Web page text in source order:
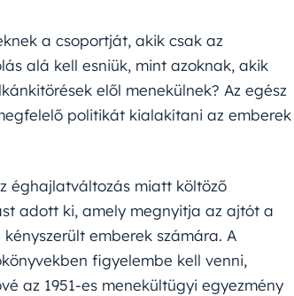
a csoportját, akik csak az
alá kell esniük, mint azoknak, akik
elől menekülnek? Az egész
politikát kialakítani az emberek
éghajlatváltozás miatt költöző
adott ki, amely megnyitja az ajtót a
emberek számára. A
figyelembe kell venni,
az 1951-es menekültügyi egyezmény